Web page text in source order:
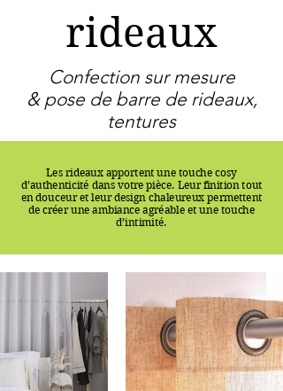
rideaux
Confection sur mesure
& pose de barre de rideaux,
tentures
Les rideaux apportent une touche cosy
d’authenticité dans votre pièce. Leur finition tout
en douceur et leur design chaleureux permettent
de créer une ambiance agréable et une touche
d’intimité.